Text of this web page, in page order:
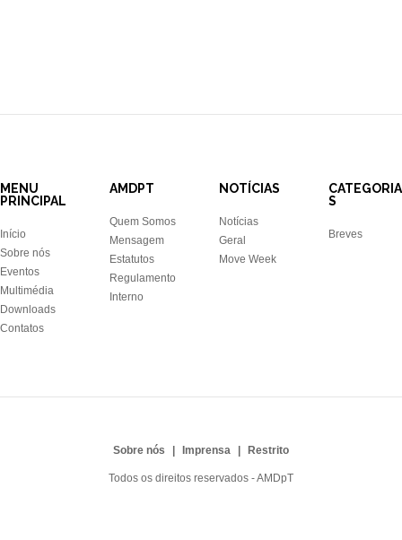
MENU
PRINCIPAL
Início
Sobre nós
Eventos
Multimédia
Downloads
Contatos
AMDPT
Quem Somos
Mensagem
Estatutos
Regulamento
Interno
NOTÍCIAS
Notícias
Geral
Move Week
CATEGORIA
S
Breves
Sobre nós Imprensa Restrito
Todos os direitos reservados - AMDpT